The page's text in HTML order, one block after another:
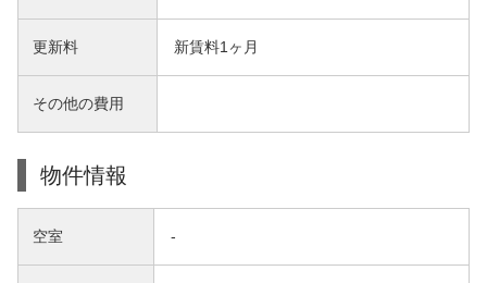
更新料 新賃料1ヶ月
その他の費用
物件情報
空室 -